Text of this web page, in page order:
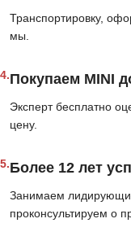
Транспортировку,
мы.
4.Покупаем MINI
Эксперт бесплатно
цену.
5.Более 12 лет
Занимаем
проконсультируем о